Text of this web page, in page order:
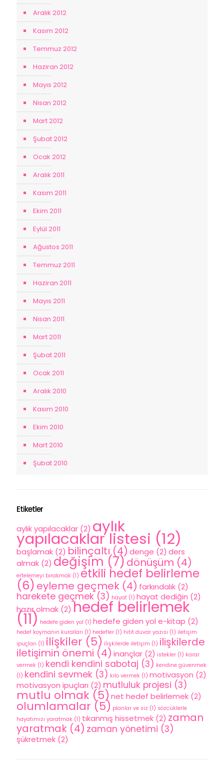
Aralık 2012
Kasım 2012
Temmuz 2012
Haziran 2012
Mayıs 2012
Nisan 2012
Mart 2012
Şubat 2012
Ocak 2012
Aralık 2011
Kasım 2011
Ekim 2011
Eylül 2011
Ağustos 2011
Temmuz 2011
Haziran 2011
Mayıs 2011
Nisan 2011
Mart 2011
Şubat 2011
Ocak 2011
Aralık 2010
Kasım 2010
Ekim 2010
Mart 2010
Şubat 2010
Etiketler
aylık yapılacaklar (2) aylık
yapılacaklar listesi (12)
başlamak (2) bilinçaltı(4) denge (2) ders
almak (2) değişim (7)dönüşüm (4)
ertelemeyi bırakmak (1) etkili hedef belirleme
(6) eyleme geçmek (4) farkındalık (2)
harekete geçmek (3) hayat (1) hayat dediğin (2)
hazır olmak (2) hedef belirlemek
(11) hedefe giden yol (1) hedefe giden yol e-kitap (2)
hedef koymanın kuralları (1) hedefler (1) hitit duvar yazısı (1) iletişim
ipuçları (1) ilişkiler (5) ilişkilerde iletişim (1) ilişkilerde
iletişimin önemi (4) inançlar (2) istekler (1) karar
vermek (1) kendi kendini sabotaj (3) kendine güvenmek
(1) kendini sevmek (3) kilo vermek (1) motivasyon (2)
motivasyon ipuçları (2) mutluluk projesi (3)
mutlu olmak (5) net hedef belirlemek (2)
olumlamalar (5) planlar ve siz (1) sözcüklerle
hayatımızı yaratmak (1) tıkanmış hissetmek (2) zaman
yaratmak (4) zaman yönetimi (3)
şükretmek (2)